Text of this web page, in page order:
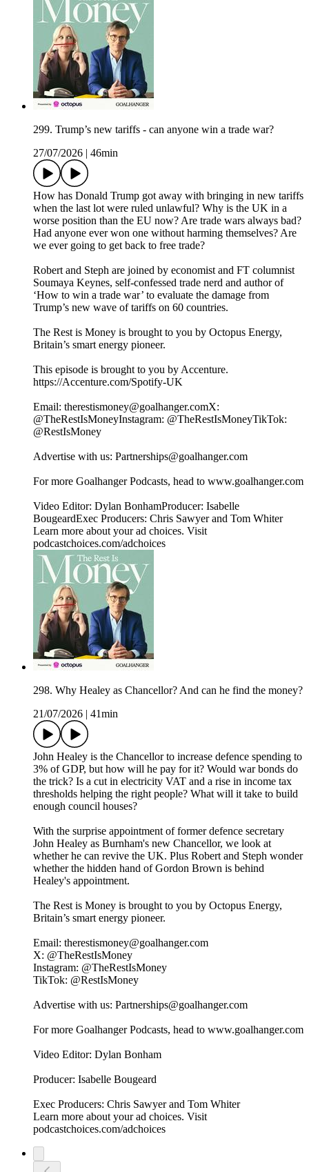
299. Trump’s new tariffs - can anyone win a trade war?
27/07/2026
46min
How has Donald Trump got away with bringing in new tariffs
when the last lot were ruled unlawful? Why is the UK in a
worse position than the EU now? Are trade wars always bad?
Had anyone ever won one without harming themselves? Are
we ever going to get back to free trade?
Robert and Steph are joined by economist and FT columnist
Soumaya Keynes, self-confessed trade nerd and author of
‘How to win a trade war’ to evaluate the damage from
Trump’s new wave of tariffs on 60 countries.
The Rest is Money is brought to you by Octopus Energy,
Britain’s smart energy pioneer.
This episode is brought to you by Accenture.
https://Accenture.com/Spotify-UK
Email: ⁠⁠⁠⁠⁠⁠⁠⁠⁠⁠⁠⁠⁠⁠⁠⁠⁠⁠⁠⁠⁠⁠⁠⁠⁠⁠⁠⁠⁠⁠⁠⁠⁠⁠⁠⁠⁠the⁠⁠⁠⁠⁠⁠⁠⁠⁠⁠⁠⁠⁠⁠⁠⁠⁠⁠⁠⁠⁠⁠⁠⁠⁠⁠⁠⁠⁠⁠⁠⁠⁠⁠⁠⁠⁠⁠⁠⁠⁠⁠⁠restismoney@goalhanger.com⁠⁠⁠⁠⁠⁠⁠⁠⁠⁠⁠⁠⁠⁠⁠⁠⁠⁠⁠⁠⁠⁠⁠⁠⁠⁠⁠⁠⁠⁠⁠⁠⁠⁠⁠⁠⁠⁠⁠⁠⁠⁠⁠⁠⁠⁠⁠⁠⁠⁠⁠⁠⁠⁠⁠⁠⁠⁠⁠⁠⁠⁠⁠⁠⁠⁠⁠⁠⁠⁠⁠⁠⁠⁠⁠⁠⁠⁠⁠⁠X:
⁠⁠⁠⁠⁠⁠⁠⁠⁠⁠⁠⁠⁠⁠⁠⁠⁠⁠⁠⁠⁠⁠⁠⁠⁠⁠⁠⁠⁠⁠⁠⁠⁠⁠⁠⁠⁠⁠⁠⁠⁠⁠⁠⁠⁠⁠⁠⁠⁠⁠⁠⁠⁠⁠⁠⁠⁠⁠⁠⁠⁠⁠⁠⁠⁠⁠⁠⁠⁠⁠⁠⁠⁠⁠⁠⁠⁠⁠⁠⁠@TheRestIsMoney⁠⁠⁠⁠⁠⁠⁠⁠⁠⁠⁠⁠⁠⁠⁠⁠⁠⁠⁠⁠⁠⁠⁠⁠⁠⁠⁠⁠⁠⁠⁠⁠⁠⁠⁠⁠⁠⁠⁠⁠⁠⁠⁠⁠⁠⁠⁠⁠⁠⁠⁠⁠⁠⁠⁠⁠⁠⁠⁠⁠⁠⁠⁠⁠⁠⁠⁠⁠⁠⁠⁠⁠⁠⁠⁠⁠⁠⁠⁠⁠Instagram: ⁠⁠⁠⁠⁠⁠⁠⁠⁠⁠⁠⁠⁠⁠⁠⁠⁠⁠⁠⁠⁠⁠⁠⁠⁠⁠⁠⁠⁠⁠⁠⁠⁠⁠⁠⁠⁠⁠⁠⁠⁠⁠⁠⁠⁠⁠⁠⁠⁠⁠⁠⁠⁠⁠⁠⁠⁠⁠⁠⁠⁠⁠⁠⁠⁠⁠⁠⁠⁠⁠⁠⁠⁠⁠⁠⁠⁠⁠⁠⁠@TheRestIsMoney⁠⁠⁠⁠⁠⁠⁠⁠⁠⁠⁠⁠⁠⁠⁠⁠⁠⁠⁠⁠⁠⁠⁠⁠⁠⁠⁠⁠⁠⁠⁠⁠⁠⁠⁠⁠⁠⁠⁠⁠⁠⁠⁠⁠⁠⁠⁠⁠⁠⁠⁠⁠⁠⁠⁠⁠⁠⁠⁠⁠⁠⁠⁠⁠⁠⁠⁠⁠⁠⁠⁠⁠⁠⁠⁠⁠⁠⁠⁠⁠TikTok:
⁠⁠⁠⁠⁠⁠⁠⁠⁠⁠⁠⁠⁠⁠⁠⁠⁠⁠⁠⁠⁠⁠⁠⁠⁠⁠⁠⁠⁠⁠⁠⁠⁠⁠⁠⁠⁠⁠⁠⁠⁠⁠⁠⁠⁠⁠⁠⁠⁠⁠⁠⁠⁠⁠⁠⁠⁠⁠⁠⁠⁠⁠⁠⁠⁠⁠⁠⁠⁠⁠⁠⁠⁠⁠⁠⁠⁠⁠⁠⁠@RestIsMoney⁠⁠⁠⁠⁠⁠⁠⁠⁠⁠⁠⁠⁠⁠⁠⁠⁠⁠⁠⁠⁠⁠⁠⁠⁠⁠⁠⁠⁠⁠⁠⁠⁠⁠⁠⁠⁠⁠⁠⁠⁠⁠⁠⁠⁠⁠⁠⁠⁠⁠⁠⁠⁠⁠⁠⁠⁠⁠⁠⁠⁠⁠⁠⁠⁠⁠⁠⁠⁠⁠⁠⁠
Advertise with us: ⁠⁠⁠⁠⁠⁠⁠⁠⁠⁠⁠⁠⁠⁠⁠⁠⁠⁠⁠⁠⁠⁠⁠⁠⁠⁠⁠⁠⁠Partnerships@goalhanger.com⁠
For more Goalhanger Podcasts, head to ⁠www.goalhanger.com⁠
Video Editor: Dylan BonhamProducer: Isabelle
BougeardExec Producers: Chris Sawyer and Tom Whiter
Learn more about your ad choices. Visit
podcastchoices.com/adchoices
298. Why Healey as Chancellor? And can he find the money?
21/07/2026
41min
John Healey is the Chancellor to increase defence spending to
3% of GDP, but how will he pay for it? Would war bonds do
the trick? Is a cut in electricity VAT and a rise in income tax
thresholds helping the right people? What will it take to build
enough council houses?
With the surprise appointment of former defence secretary
John Healey as Burnham's new Chancellor, we look at
whether he can revive the UK. Plus Robert and Steph wonder
whether the hidden hand of Gordon Brown is behind
Healey's appointment.
The Rest is Money is brought to you by Octopus Energy,
Britain’s smart energy pioneer.
Email: ⁠⁠⁠⁠⁠⁠⁠⁠⁠⁠⁠⁠⁠⁠⁠⁠⁠⁠⁠⁠⁠⁠⁠⁠⁠⁠⁠⁠⁠⁠⁠⁠⁠⁠⁠⁠⁠⁠the⁠⁠⁠⁠⁠⁠⁠⁠⁠⁠⁠⁠⁠⁠⁠⁠⁠⁠⁠⁠⁠⁠⁠⁠⁠⁠⁠⁠⁠⁠⁠⁠⁠⁠⁠⁠⁠⁠⁠⁠⁠⁠⁠restismoney@goalhanger.com⁠⁠⁠⁠⁠⁠⁠⁠⁠⁠⁠⁠⁠⁠⁠⁠⁠⁠⁠⁠⁠⁠⁠⁠⁠⁠⁠⁠⁠⁠⁠⁠⁠⁠⁠⁠⁠⁠⁠⁠⁠⁠⁠⁠⁠⁠⁠⁠⁠⁠⁠⁠⁠⁠⁠⁠⁠⁠⁠⁠⁠⁠⁠⁠⁠⁠⁠⁠⁠⁠⁠⁠⁠⁠⁠⁠⁠⁠⁠⁠⁠
X: ⁠⁠⁠⁠⁠⁠⁠⁠⁠⁠⁠⁠⁠⁠⁠⁠⁠⁠⁠⁠⁠⁠⁠⁠⁠⁠⁠⁠⁠⁠⁠⁠⁠⁠⁠⁠⁠⁠⁠⁠⁠⁠⁠⁠⁠⁠⁠⁠⁠⁠⁠⁠⁠⁠⁠⁠⁠⁠⁠⁠⁠⁠⁠⁠⁠⁠⁠⁠⁠⁠⁠⁠⁠⁠⁠⁠⁠⁠⁠⁠⁠@TheRestIsMoney⁠⁠⁠⁠⁠⁠⁠⁠⁠⁠⁠⁠⁠⁠⁠⁠⁠⁠⁠⁠⁠⁠⁠⁠⁠⁠⁠⁠⁠⁠⁠⁠⁠⁠⁠⁠⁠⁠⁠⁠⁠⁠⁠⁠⁠⁠⁠⁠⁠⁠⁠⁠⁠⁠⁠⁠⁠⁠⁠⁠⁠⁠⁠⁠⁠⁠⁠⁠⁠⁠⁠⁠⁠⁠⁠⁠⁠⁠⁠⁠⁠
Instagram: ⁠⁠⁠⁠⁠⁠⁠⁠⁠⁠⁠⁠⁠⁠⁠⁠⁠⁠⁠⁠⁠⁠⁠⁠⁠⁠⁠⁠⁠⁠⁠⁠⁠⁠⁠⁠⁠⁠⁠⁠⁠⁠⁠⁠⁠⁠⁠⁠⁠⁠⁠⁠⁠⁠⁠⁠⁠⁠⁠⁠⁠⁠⁠⁠⁠⁠⁠⁠⁠⁠⁠⁠⁠⁠⁠⁠⁠⁠⁠⁠⁠@TheRestIsMoney⁠⁠⁠⁠⁠⁠⁠⁠⁠⁠⁠⁠⁠⁠⁠⁠⁠⁠⁠⁠⁠⁠⁠⁠⁠⁠⁠⁠⁠⁠⁠⁠⁠⁠⁠⁠⁠⁠⁠⁠⁠⁠⁠⁠⁠⁠⁠⁠⁠⁠⁠⁠⁠⁠⁠⁠⁠⁠⁠⁠⁠⁠⁠⁠⁠⁠⁠⁠⁠⁠⁠⁠⁠⁠⁠⁠⁠⁠⁠⁠⁠
TikTok: ⁠⁠⁠⁠⁠⁠⁠⁠⁠⁠⁠⁠⁠⁠⁠⁠⁠⁠⁠⁠⁠⁠⁠⁠⁠⁠⁠⁠⁠⁠⁠⁠⁠⁠⁠⁠⁠⁠⁠⁠⁠⁠⁠⁠⁠⁠⁠⁠⁠⁠⁠⁠⁠⁠⁠⁠⁠⁠⁠⁠⁠⁠⁠⁠⁠⁠⁠⁠⁠⁠⁠⁠⁠⁠⁠⁠⁠⁠⁠⁠⁠@RestIsMoney⁠⁠⁠⁠⁠⁠⁠⁠⁠⁠⁠⁠⁠⁠⁠⁠⁠⁠⁠⁠⁠⁠⁠⁠⁠⁠⁠⁠⁠⁠⁠⁠⁠⁠⁠⁠⁠⁠⁠⁠⁠⁠⁠⁠⁠⁠⁠⁠⁠⁠⁠⁠⁠⁠⁠⁠⁠⁠⁠⁠⁠⁠⁠⁠⁠⁠⁠⁠⁠⁠⁠⁠⁠
Advertise with us: ⁠⁠⁠⁠⁠⁠⁠⁠⁠⁠⁠⁠⁠⁠⁠⁠⁠⁠⁠⁠⁠⁠⁠⁠⁠⁠⁠⁠⁠⁠Partnerships@goalhanger.com⁠⁠
For more Goalhanger Podcasts, head to ⁠www.goalhanger.com⁠
Video Editor: Dylan Bonham
Producer: Isabelle Bougeard
Exec Producers: Chris Sawyer and Tom Whiter
Learn more about your ad choices. Visit
podcastchoices.com/adchoices